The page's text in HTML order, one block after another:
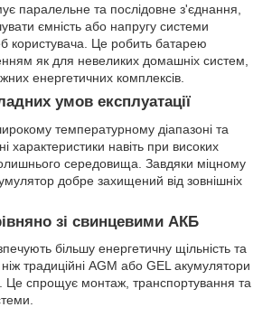
паралельне та послідовне з'єднання,
ємність або напругу системи
користувача. Це робить батарею
як для невеликих домашніх систем,
енергетичних комплексів.
умов експлуатації
температурному діапазоні та
характеристики навіть при високих
середовища. Завдяки міцному
добре захищений від зовнішніх
зі свинцевими АКБ
більшу енергетичну щільність та
традиційні AGM або GEL акумулятори
Це спрощує монтаж, транспортування та